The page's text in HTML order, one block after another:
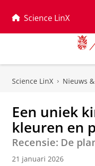
Science LinX
Science LinX Nieuws
Een uniek
kleuren en
Recensie: De
21 januari 2026